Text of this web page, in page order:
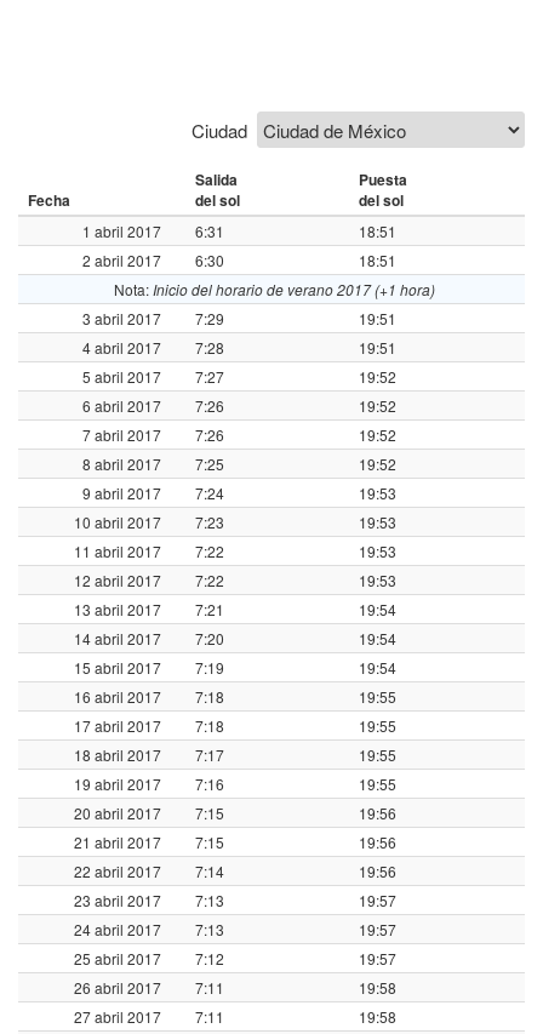
Ciudad
Fecha
Salida
del sol
Puesta
del sol
1 abril 2017 6:31
18:51
2 abril 2017
6:30
18:51
Nota: Inicio del horario de verano 2017 (+1 hora)
3 abril 2017
7:29
19:51
4 abril 2017
7:28
19:51
5 abril 2017
7:27
19:52
6 abril 2017
7:26
19:52
7 abril 2017
7:26
19:52
8 abril 2017
7:25
19:52
9 abril 2017
7:24
19:53
10 abril 2017
7:23
19:53
11 abril 2017
7:22
19:53
12 abril 2017
7:22
19:53
13 abril 2017
7:21
19:54
14 abril 2017
7:20
19:54
15 abril 2017
7:19
19:54
16 abril 2017
7:18
19:55
17 abril 2017
7:18
19:55
18 abril 2017
7:17
19:55
19 abril 2017
7:16
19:55
20 abril 2017
7:15
19:56
21 abril 2017
7:15
19:56
22 abril 2017
7:14
19:56
23 abril 2017
7:13
19:57
24 abril 2017
7:13
19:57
25 abril 2017
7:12
19:57
26 abril 2017
7:11
19:58
27 abril 2017
7:11
19:58